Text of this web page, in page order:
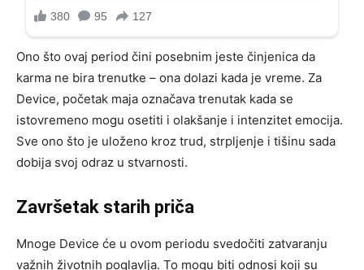
Ono što ovaj period čini posebnim jeste činjenica da
karma ne bira trenutke – ona dolazi kada je vreme. Za
Device, početak maja označava trenutak kada se
istovremeno mogu osetiti i olakšanje i intenzitet emocija.
Sve ono što je uloženo kroz trud, strpljenje i tišinu sada
dobija svoj odraz u stvarnosti.
Završetak starih priča
Mnoge Device će u ovom periodu svedočiti zatvaranju
važnih životnih poglavlja. To mogu biti odnosi koji su